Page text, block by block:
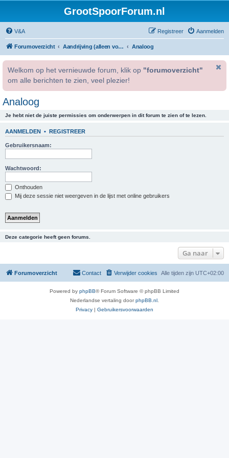
GrootSpoorForum.nl
V&A Aanmelden
Registreer
Forumoverzicht Aandrijving (alleen voor geregistreerde gebruikers). Analoog
Welkom op het vernieuwde forum, klik op "forumoverzicht"
om alle berichten te zien, veel plezier!
Analoog
Je hebt niet de juiste permissies om onderwerpen in dit forum te zien of te lezen.
AANMELDEN • REGISTREER
Gebruikersnaam:
Wachtwoord:
Onthouden
Mij deze sessie niet weergeven in de lijst met online gebruikers
Deze categorie heeft geen forums.
Ga naar
Forumoverzicht Alle tijden zijn UTC+02:00
Verwijder cookies
Contact
Powered by phpBB® Forum Software © phpBB Limited
Nederlandse vertaling doorphpBB.nl
Privacy | Gebruikersvoorwaarden